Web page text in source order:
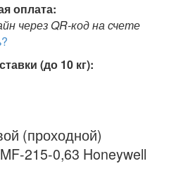
оплата:
через QR-код на счете
(до 10 кг):
(проходной)
215-0,63 Honeywell